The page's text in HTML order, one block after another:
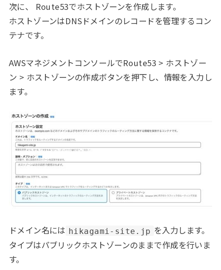
次に、 Route53でホストゾーンを作成します。
ホストゾーンはDNSドメインのレコードを管理するコン
テナです。
AWSマネジメントコンソールでRoute53 > ホストゾー
ン > ホストゾーンの作成ボタンを押下し、情報を入力し
ます。
ドメイン名には hikagami-site.jp を入力します。
タイプはパブリックホストゾーンのままで作成を行いま
す。